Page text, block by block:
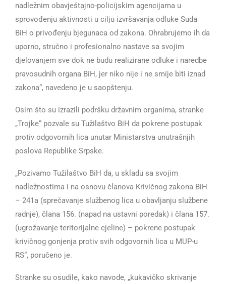
nadležnim obavještajno-policijskim agencijama u
sprovođenju aktivnosti u cilju izvršavanja odluke Suda
BiH o privođenju bjegunaca od zakona. Ohrabrujemo ih da
uporno, stručno i profesionalno nastave sa svojim
djelovanjem sve dok ne budu realizirane odluke i naredbe
pravosudnih organa BiH, jer niko nije i ne smije biti iznad
zakona“, navedeno je u saopštenju.
Osim što su izrazili podršku državnim organima, stranke
„Trojke“ pozvale su Tužilaštvo BiH da pokrene postupak
protiv odgovornih lica unutar Ministarstva unutrašnjih
poslova Republike Srpske.
„Pozivamo Tužilaštvo BiH da, u skladu sa svojim
nadležnostima i na osnovu članova Krivičnog zakona BiH
– 241a (sprečavanje službenog lica u obavljanju službene
radnje), člana 156. (napad na ustavni poredak) i člana 157.
(ugrožavanje teritorijalne cjeline) – pokrene postupak
krivičnog gonjenja protiv svih odgovornih lica u MUP-u
RS“, poručeno je.
Stranke su osudile, kako navode, „kukavičko skrivanje